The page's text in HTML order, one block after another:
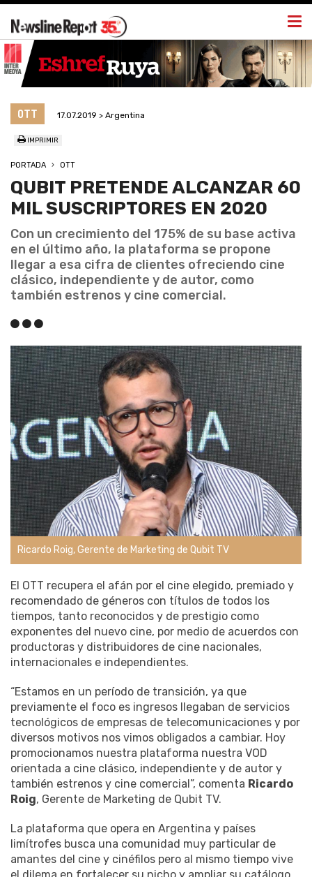
OTT 17.07.2019 > Argentina
IMPRIMIR
PORTADA OTT
QUBIT PRETENDE ALCANZAR 60
MIL SUSCRIPTORES EN 2020
Con un crecimiento del 175% de su base activa
en el último año, la plataforma se propone
llegar a esa cifra de clientes ofreciendo cine
clásico, independiente y de autor, como
también estrenos y cine comercial.
Ricardo Roig, Gerente de Marketing de Qubit TV
El OTT recupera el afán por el cine elegido, premiado y
recomendado de géneros con títulos de todos los
tiempos, tanto reconocidos y de prestigio como
exponentes del nuevo cine, por medio de acuerdos con
productoras y distribuidores de cine nacionales,
internacionales e independientes.
“Estamos en un período de transición, ya que
previamente el foco es ingresos llegaban de servicios
tecnológicos de empresas de telecomunicaciones y por
diversos motivos nos vimos obligados a cambiar. Hoy
promocionamos nuestra plataforma nuestra VOD
orientada a cine clásico, independiente y de autor y
también estrenos y cine comercial”, comenta Ricardo
Roig, Gerente de Marketing de Qubit TV.
La plataforma que opera en Argentina y países
limítrofes busca una comunidad muy particular de
amantes del cine y cinéfilos pero al mismo tiempo vive